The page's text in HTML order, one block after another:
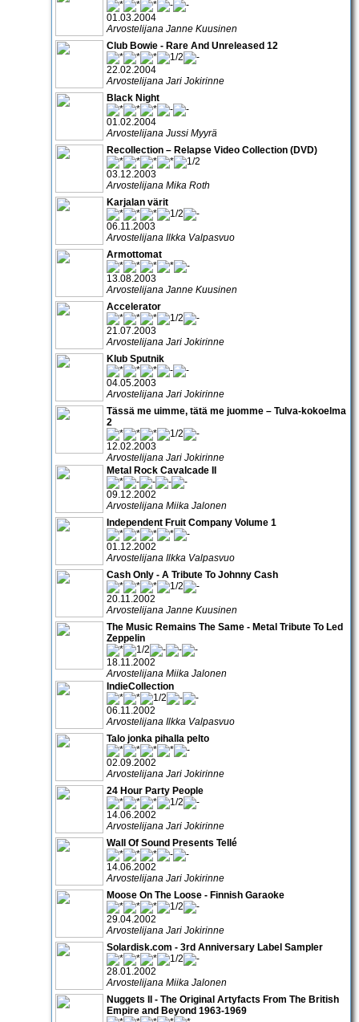
01.03.2004
Arvostelijana Janne Kuusinen
Club Bowie - Rare And Unreleased 12
22.02.2004
Arvostelijana Jari Jokirinne
Black Night
01.02.2004
Arvostelijana Jussi Myyrä
Recollection – Relapse Video Collection (DVD)
03.12.2003
Arvostelijana Mika Roth
Karjalan värit
06.11.2003
Arvostelijana Ilkka Valpasvuo
Armottomat
13.08.2003
Arvostelijana Janne Kuusinen
Accelerator
21.07.2003
Arvostelijana Jari Jokirinne
Klub Sputnik
04.05.2003
Arvostelijana Jari Jokirinne
Tässä me uimme, tätä me juomme – Tulva-kokoelma
2
12.02.2003
Arvostelijana Jari Jokirinne
Metal Rock Cavalcade II
09.12.2002
Arvostelijana Miika Jalonen
Independent Fruit Company Volume 1
01.12.2002
Arvostelijana Ilkka Valpasvuo
Cash Only - A Tribute To Johnny Cash
20.11.2002
Arvostelijana Janne Kuusinen
The Music Remains The Same - Metal Tribute To Led
Zeppelin
18.11.2002
Arvostelijana Miika Jalonen
IndieCollection
06.11.2002
Arvostelijana Ilkka Valpasvuo
Talo jonka pihalla pelto
02.09.2002
Arvostelijana Jari Jokirinne
24 Hour Party People
14.06.2002
Arvostelijana Jari Jokirinne
Wall Of Sound Presents Tellé
14.06.2002
Arvostelijana Jari Jokirinne
Moose On The Loose - Finnish Garaoke
29.04.2002
Arvostelijana Jari Jokirinne
Solardisk.com - 3rd Anniversary Label Sampler
28.01.2002
Arvostelijana Miika Jalonen
Nuggets II - The Original Artyfacts From The British
Empire and Beyond 1963-1969